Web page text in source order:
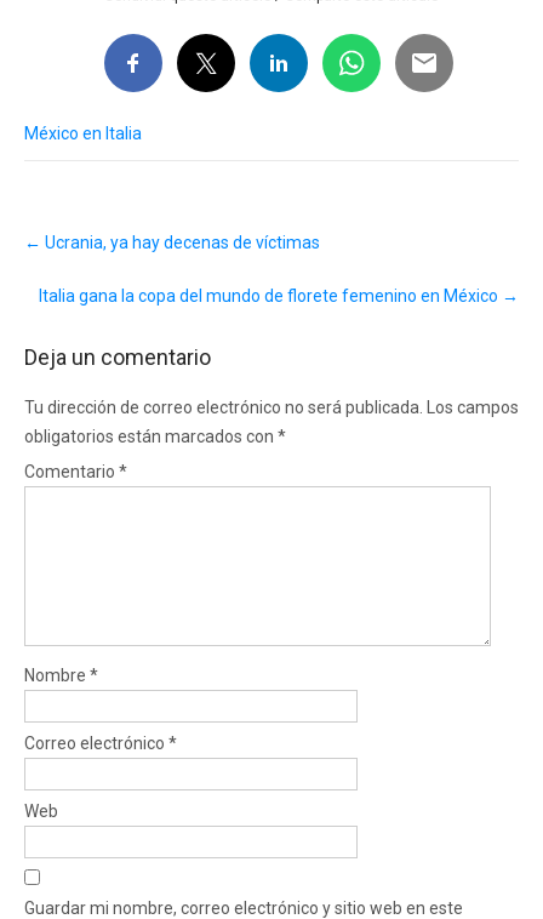
México en Italia
navigation
← Ucrania, ya hay decenas de víctimas
Italia gana la copa del mundo de florete femenino en México →
Deja un comentario
Tu dirección de correo electrónico no será publicada.
Los campos
obligatorios están marcados con *
Comentario *
Nombre *
Correo electrónico *
Web
Guardar mi nombre, correo electrónico y sitio web en este